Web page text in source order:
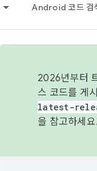
Android 코드 검
2026년부터
스 코드를 게
latest-
을 참고하세요.